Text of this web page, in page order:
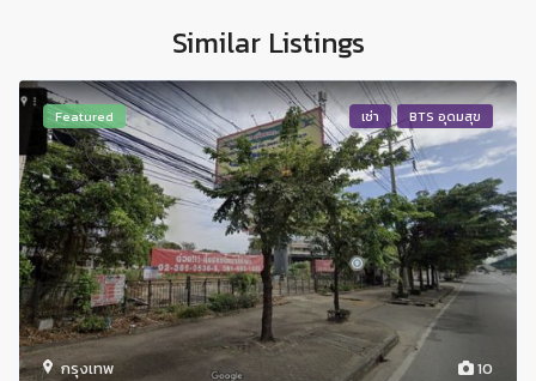
Similar Listings
10
กรุงเทพ
Featured เช่า BTS อุดมสุข